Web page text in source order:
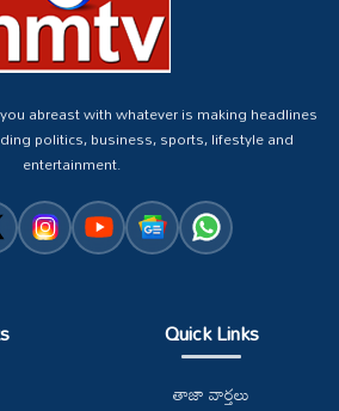
abreast with whatever is making headlines
politics, business, sports, lifestyle and
entertainment.
Quick Links
తాజా వార్తలు